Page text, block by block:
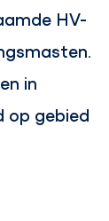
HV-
in
op gebied